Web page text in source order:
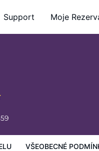
Support Moje
VŠEOBECNÉ